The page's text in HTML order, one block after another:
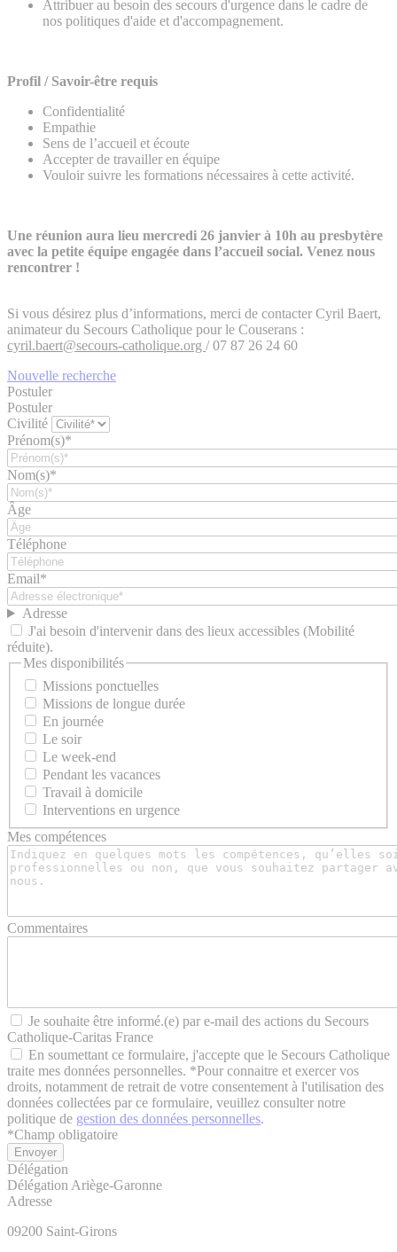
Attribuer au besoin des secours d'urgence dans le cadre de
nos politiques d'aide et d'accompagnement.
Profil / Savoir-être requis
Confidentialité
Empathie
Sens de l’accueil et écoute
Accepter de travailler en équipe
Vouloir suivre les formations nécessaires à cette activité.
Une réunion aura lieu mercredi 26 janvier à 10h au presbytère
avec la petite équipe engagée dans l’accueil social. Venez nous
rencontrer !
Si vous désirez plus d’informations, merci de contacter Cyril Baert,
animateur du Secours Catholique pour le Couserans :
cyril.baert@secours-catholique.org / 07 87 26 24 60
Nouvelle recherche
Postuler
Postuler
Civilité
Prénom(s)*
Nom(s)*
Âge
Téléphone
Email*
Adresse
J'ai besoin d'intervenir dans des lieux accessibles (Mobilité
réduite).
Mes disponibilités
Missions ponctuelles
Missions de longue durée
En journée
Le soir
Le week-end
Pendant les vacances
Travail à domicile
Interventions en urgence
Mes compétences
Commentaires
Je souhaite être informé.(e) par e-mail des actions du Secours
Catholique-Caritas France
En soumettant ce formulaire, j'accepte que le Secours Catholique
traite mes données personnelles. *Pour connaitre et exercer vos
droits, notamment de retrait de votre consentement à l'utilisation des
données collectées par ce formulaire, veuillez consulter notre
politique de gestion des données personnelles.
*Champ obligatoire
Délégation
Délégation Ariège-Garonne
Adresse
09200 Saint-Girons